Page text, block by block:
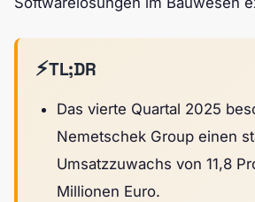
⚡TL;DR
Das vierte Quartal 2025
Nemetschek Group einen
Umsatzzuwachs von 11,8
Millionen Euro.